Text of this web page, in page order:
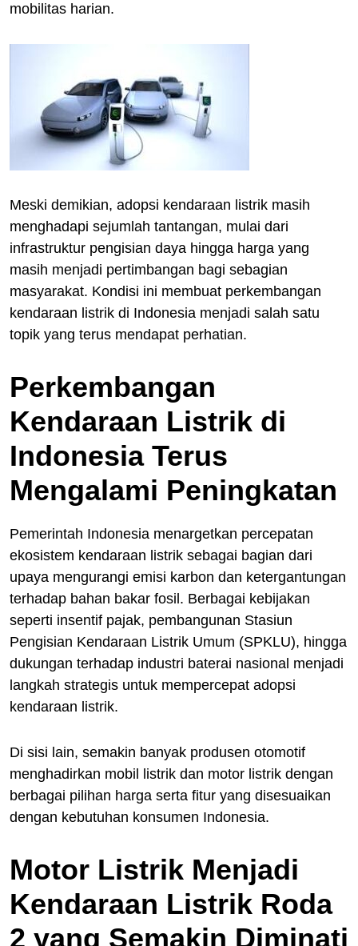
mobilitas harian.
Meski demikian, adopsi kendaraan listrik masih
menghadapi sejumlah tantangan, mulai dari
infrastruktur pengisian daya hingga harga yang
masih menjadi pertimbangan bagi sebagian
masyarakat. Kondisi ini membuat perkembangan
kendaraan listrik di Indonesia menjadi salah satu
topik yang terus mendapat perhatian.
Perkembangan
Kendaraan Listrik di
Indonesia Terus
Mengalami Peningkatan
Pemerintah Indonesia menargetkan percepatan
ekosistem kendaraan listrik sebagai bagian dari
upaya mengurangi emisi karbon dan ketergantungan
terhadap bahan bakar fosil. Berbagai kebijakan
seperti insentif pajak, pembangunan Stasiun
Pengisian Kendaraan Listrik Umum (SPKLU), hingga
dukungan terhadap industri baterai nasional menjadi
langkah strategis untuk mempercepat adopsi
kendaraan listrik.
Di sisi lain, semakin banyak produsen otomotif
menghadirkan mobil listrik dan motor listrik dengan
berbagai pilihan harga serta fitur yang disesuaikan
dengan kebutuhan konsumen Indonesia.
Motor Listrik Menjadi
Kendaraan Listrik Roda
2 yang Semakin Diminati